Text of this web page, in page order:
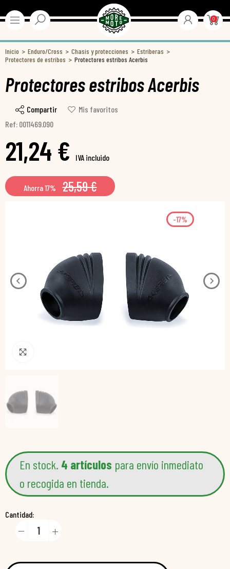
0
Inicio Enduro/Cross Chasis y protecciones
Estriberas
Protectores de estribos
Protectores estribos Acerbis
Protectores estribos Acerbis
Compartir
Mis favoritos
Ref: 0011469.090
21,24 € IVA incluido
Ahorra 17% 25,59 €
-17%
En stock. 4 artículos para envío inmediato
o recogida en tienda.
Cantidad: